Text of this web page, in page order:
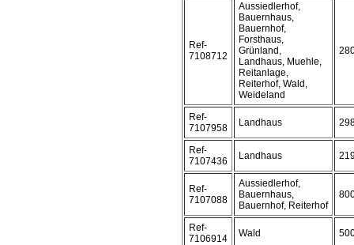
Ref-
7108712
Aussiedlerhof,
Bauernhaus,
Bauernhof,
Forsthaus,
Grünland,
Landhaus, Muehle,
Reitanlage,
Reiterhof, Wald,
Weideland
Ref-
7107958
Landhaus
Ref-
7107436
Landhaus
Ref-
7107088
Aussiedlerhof,
Bauernhaus,
Bauernhof, Reiterhof
Ref-
7106914
Wald